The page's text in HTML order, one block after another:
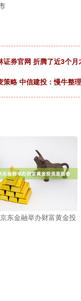
证券官网 折腾了近3个
策略 中信建投：慢牛整
东金融举办财富黄金投